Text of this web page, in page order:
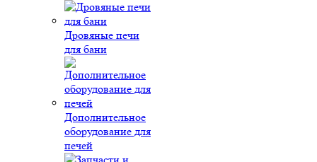
Дровяные печи
для бани
Дополнительное
оборудование для
печей